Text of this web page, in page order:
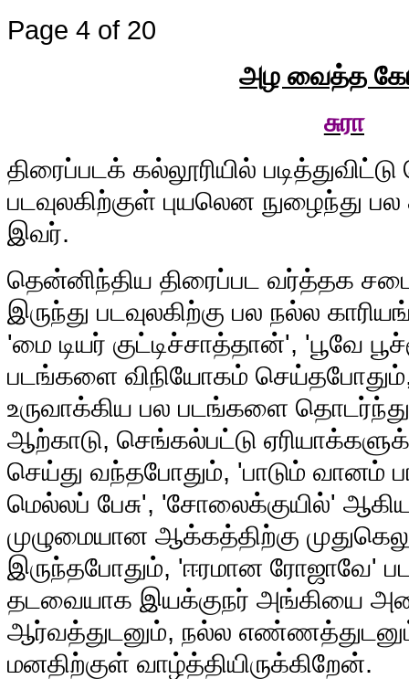
Page 4 of 20
அழ வைத்த
சுரா
திரைப்படக் கல்லூரியில்
படவுலகிற்குள் புயலென நுழைந்து
இவர்.
தென்னிந்திய திரைப்பட வர்த்தக
இருந்து படவுலகிற்கு பல நல்ல
'மை டியர் குட்டிச்சாத்தான்', 'பூவே
படங்களை விநியோகம் செய்தபோதும்,
உருவாக்கிய பல படங்களை
ஆற்காடு, செங்கல்பட்டு
செய்து வந்தபோதும், 'பாடும் வானம்
மெல்லப் பேசு', 'சோலைக்குயில்'
முழுமையான ஆக்கத்திற்கு
இருந்தபோதும், 'ஈரமான ரோஜாவே'
தடவையாக இயக்குநர் அங்கியை
ஆர்வத்துடனும், நல்ல
மனதிற்குள் வாழ்த்தியிருக்கிறேன்.